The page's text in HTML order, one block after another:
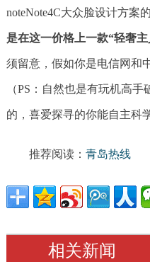
noteNote4C大众脸设计方案
是在这一价格上一款“轻奢主
须留意，假如你是电信网和
（PS：自然也是有玩机高
的，喜爱探寻的你能自主科
推荐阅读： 青岛热线
相关新闻